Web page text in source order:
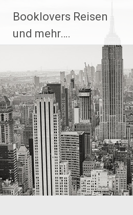
Inhalt
springen
Booklovers Reisen
und mehr….